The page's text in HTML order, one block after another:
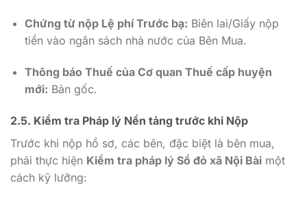
Chứng từ nộp Lệ phí Trước bạ: Biên lai/Giấy nộp
tiền vào ngân sách nhà nước của Bên Mua.
Thông báo Thuế của Cơ quan Thuế cấp huyện
mới: Bản gốc.
2.5. Kiểm tra Pháp lý Nền tảng trước khi Nộp
Trước khi nộp hồ sơ, các bên, đặc biệt là bên mua,
phải thực hiện Kiểm tra pháp lý Sổ đỏ xã Nội Bài một
cách kỹ lưỡng: